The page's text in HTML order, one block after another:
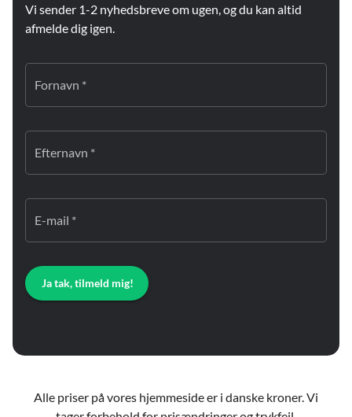
Vi sender 1-2 nyhedsbreve om ugen, og du kan altid
afmelde dig igen.
Fornavn *
Efternavn *
E-mail *
Ja tak, tilmeld mig!
Alle priser på vores hjemmeside er i danske kroner. Vi